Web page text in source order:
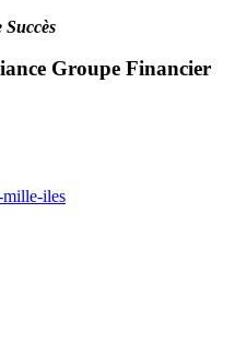
Succès
Groupe Financier
mille-iles